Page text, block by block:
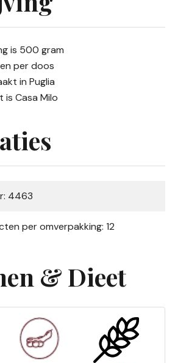
is 500 gram
per doos
in Puglia
is Casa Milo
4463
per omverpakking: 12
& Dieet